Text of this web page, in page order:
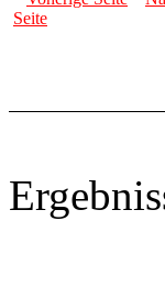
Seite